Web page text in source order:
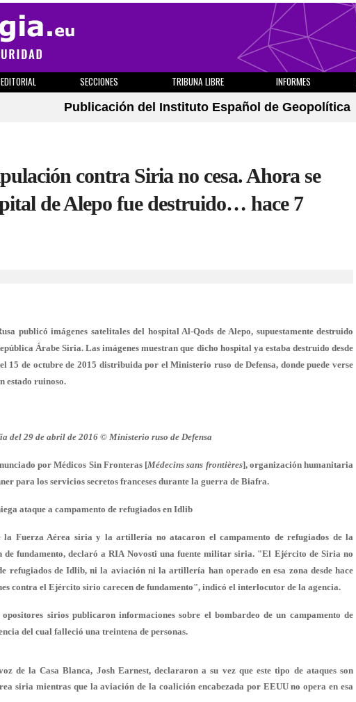
EDITORIAL SECCIONES TRIBUNA LIBRE INFORMES
Publicación del Instituto Español de Geopolítica
contra Siria no cesa. Ahora se
de Alepo fue destruido… hace 7
publicó imágenes satelitales del hospital Al-Qods de Alepo, supuestamente destruido
Árabe Siria. Las imágenes muestran que dicho hospital ya estaba destruido desde
15 de octubre de 2015 distribuida por el Ministerio ruso de Defensa, donde puede verse
estado ruinoso.
del 29 de abril de 2016 © Ministerio ruso de Defensa
por Médicos Sin Fronteras [Médecins sans frontières], organización humanitaria
para los servicios secretos franceses durante la guerra de Biafra.
ataque a campamento de refugiados en Idlib
la Fuerza Aérea siria y la artillería no atacaron el campamento de refugiados de la
de fundamento, declaró a RIA Novosti una fuente militar siria. "El Ejército de Siria no
refugiados de Idlib, ni la aviación ni la artillería han operado en esa zona desde hace
contra el Ejército sirio carecen de fundamento", indicó el interlocutor de la agencia.
sirios publicaron informaciones sobre el bombardeo de un campamento de
del cual falleció una treintena de personas.
de la Casa Blanca, Josh Earnest, declararon a su vez que este tipo de ataques son
siria mientras que la aviación de la coalición encabezada por EEUU no opera en esa